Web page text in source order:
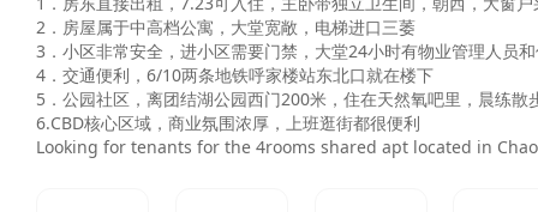
2．房屋属于中高档公寓，大堂宽敞，电梯进口三萎
3．小区非常安全，进小区需要门禁，大堂24小时有物业管理人员
4．交通便利，6/10两条地铁呼家楼站东北口就在楼下
5．公园社区，离团结湖公园西门200米，住在天然氧吧里，晨练散
6.CBD核心区域，商业氛围浓厚，上班逛街都很便利